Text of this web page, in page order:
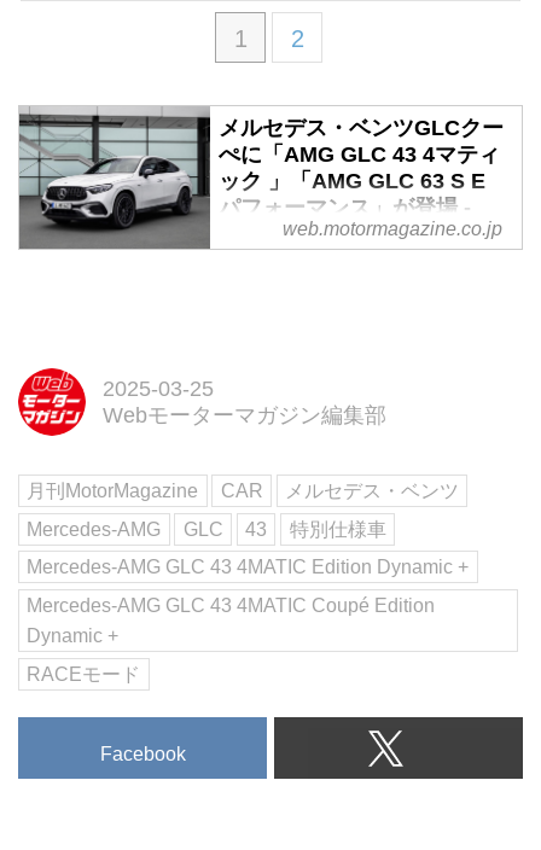
1 2
メルセデス・ベンツGLCクー
ぺに「AMG GLC 43 4マティ
ック 」「AMG GLC 63 S E
パフォーマンス」が登場 -
Webモーターマガジン
ぺ」「メルセデスAMG GLC 63 S
で販売を開始した。待望のAMG
モデルが設定されたことで、さら
にGLCクーぺの人気が高まりそう
だ。
web.motormagazine.co.jp
2025-03-25
Webモーターマガジン編集部
月刊MotorMagazine CAR
メルセデス・ベンツ
Mercedes-AMG
GLC 43
特別仕様車
Mercedes-AMG GLC 43 4MATIC Edition Dynamic +
Mercedes-AMG GLC 43 4MATIC Coupé Edition
Dynamic +
RACEモード
Facebook